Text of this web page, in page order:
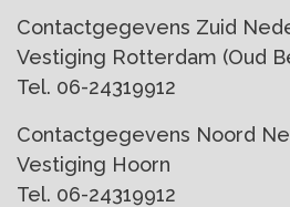
Contactgegevens Zuid
Vestiging Rotterdam (Oud
Tel. 06-24319912
Contactgegevens Noord
Vestiging Hoorn
Tel. 06-24319912